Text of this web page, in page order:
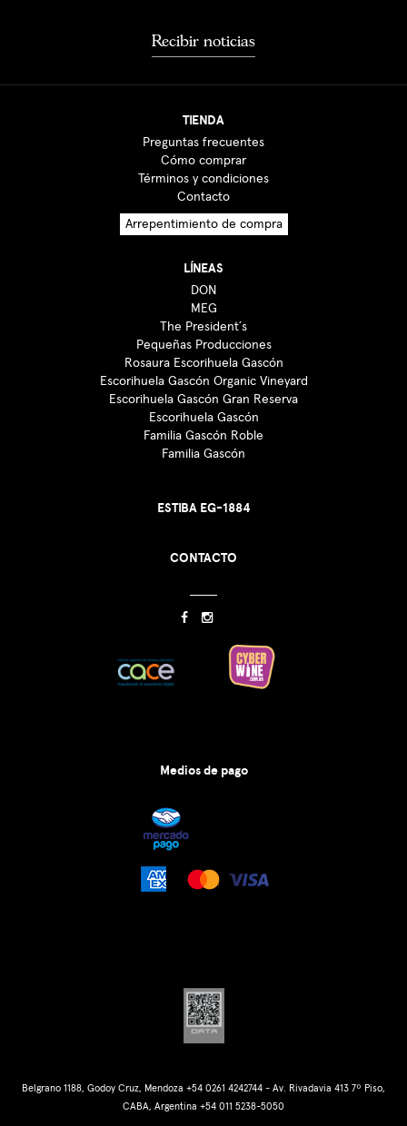
Recibir noticias
TIENDA
Preguntas frecuentes
Cómo comprar
Términos y condiciones
Contacto
Arrepentimiento de compra
LÍNEAS
DON
MEG
The President´s
Pequeñas Producciones
Rosaura Escorihuela Gascón
Escorihuela Gascón Organic Vineyard
Escorihuela Gascón Gran Reserva
Escorihuela Gascón
Familia Gascón Roble
Familia Gascón
ESTIBA EG-1884
CONTACTO
Medios de pago
Belgrano 1188, Godoy Cruz, Mendoza +54 0261 4242744 - Av. Rivadavia 413 7º Piso,
CABA, Argentina +54 011 5238-5050